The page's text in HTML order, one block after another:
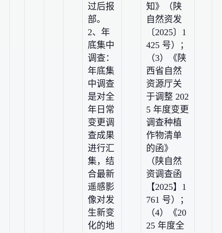
过后报
部。
2、年
底集中
调查：
年底集
中调查
是对全
年日常
变更调
查成果
进行汇
集，结
合最新
遥感影
像对发
生新变
化的地
知》（陕
自然资发
〔2025〕1
425 号）；
（3）《陕
西省自然
资源厅关
于调整 202
5 年度变更
调查种植
作物清单
的函》
（陕自然
资调查函
【2025】1
761 号）；
（4）《20
25 年度全